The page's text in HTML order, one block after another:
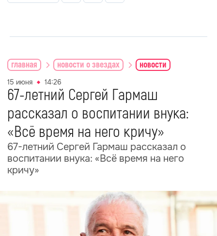
главная новости о звездах новости
15 июня 14:26
67-летний Сергей Гармаш
рассказал о воспитании внука:
«Всё время на него кричу»
67-летний Сергей Гармаш рассказал о
воспитании внука: «Всё время на него
кричу»